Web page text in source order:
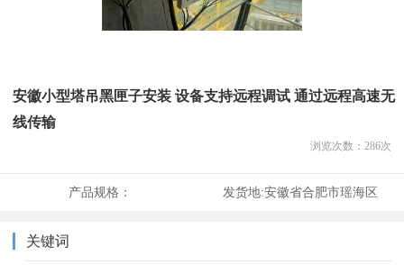
安徽小型塔吊黑匣子安装 设备支持远程调试 通过远程高速无
线传输
浏览次数： 286次
产品规格： 发货地:安徽省合肥市瑶海区
关键词